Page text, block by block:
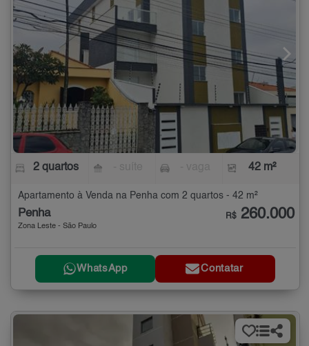
2 quartos 42 m²
Apartamento à Venda na Penha com 2 quartos - 42 m²
Penha
Zona Leste - São Paulo
R$ 260.000
WhatsApp Contatar